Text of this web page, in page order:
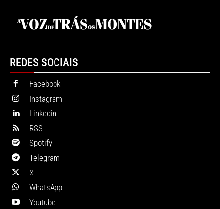
REDES SOCIAIS
Facebook
Instagram
Linkedin
RSS
Spotify
Telegram
X
WhatsApp
Youtube